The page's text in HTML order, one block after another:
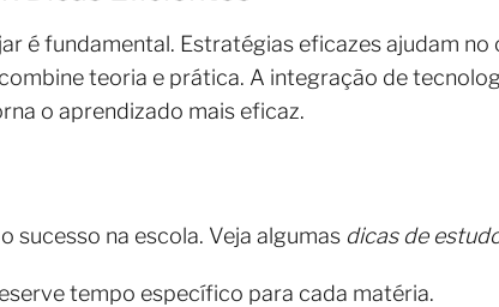
é fundamental. Estratégias eficazes ajudam no
teoria e prática. A integração de
o aprendizado mais eficaz.
sucesso na escola. Veja algumas dicas de
tempo específico para cada matéria.